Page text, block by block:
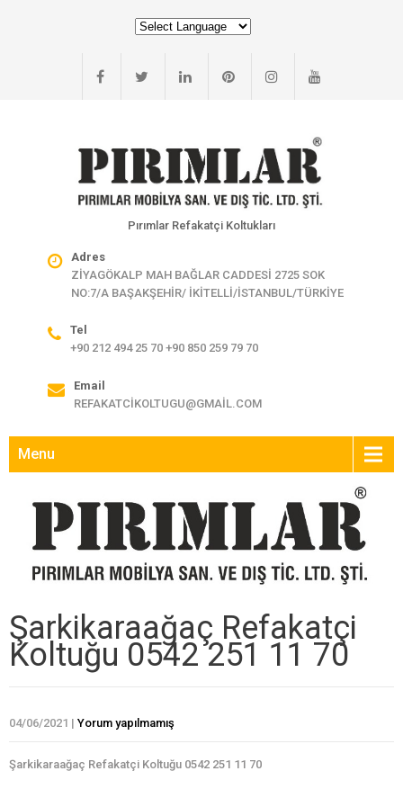
Pırımlar Refakatçi Koltukları
Adres
ZİYAGÖKALP MAH BAĞLAR CADDESİ 2725 SOK
NO:7/A BAŞAKŞEHİR/ İKİTELLİ/İSTANBUL/TÜRKİYE
Tel
+90 212 494 25 70 +90 850 259 79 70
Email
REFAKATCIKOLTUGU@GMAIL.COM
Menu
Şarkikaraağaç Refakatçi
Koltuğu 0542 251 11 70
04/06/2021 | Yorum yapılmamış
Şarkikaraağaç Refakatçi Koltuğu 0542 251 11 70